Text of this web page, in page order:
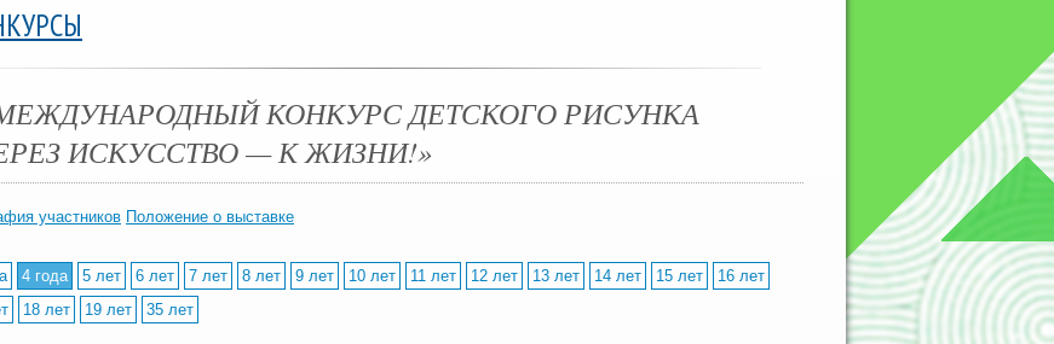
КОНКУРС ДЕТСКОГО РИСУНКА
ИСКУССТВО — К ЖИЗНИ!»
участников Положение о выставке
4 года 5 лет 6 лет 7 лет 8 лет 9 лет 10 лет 11 лет 12 лет 13 лет 14 лет 15 лет
16 лет
18 лет 19 лет 35 лет